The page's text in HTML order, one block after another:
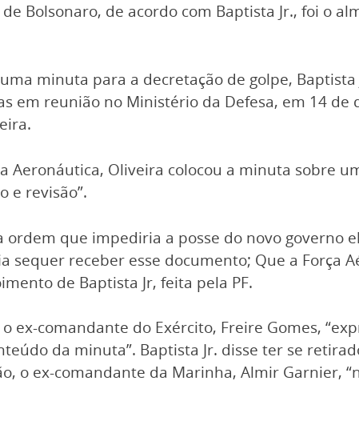
Bolsonaro, de acordo com Baptista Jr., foi o
minuta para a decretação de golpe,
em reunião no Ministério da Defesa, em 14
Aeronáutica, Oliveira colocou a minuta sobre
e revisão”.
que impediria a posse do novo governo
sequer receber esse documento; Que a Força
de Baptista Jr, feita pela PF.
ex-comandante do Exército, Freire Gomes,
da minuta”. Baptista Jr. disse ter se
o ex-comandante da Marinha, Almir Garnier,